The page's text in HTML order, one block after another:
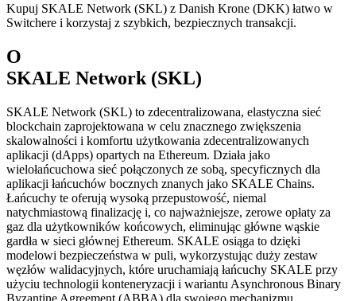
Kupuj SKALE Network (SKL) z Danish Krone (DKK) łatwo w
Switchere i korzystaj z szybkich, bezpiecznych transakcji.
O
SKALE Network (SKL)
SKALE Network (SKL) to zdecentralizowana, elastyczna sieć
blockchain zaprojektowana w celu znacznego zwiększenia
skalowalności i komfortu użytkowania zdecentralizowanych
aplikacji (dApps) opartych na Ethereum. Działa jako
wielołańcuchowa sieć połączonych ze sobą, specyficznych dla
aplikacji łańcuchów bocznych znanych jako SKALE Chains.
Łańcuchy te oferują wysoką przepustowość, niemal
natychmiastową finalizację i, co najważniejsze, zerowe opłaty za
gaz dla użytkowników końcowych, eliminując główne wąskie
gardła w sieci głównej Ethereum. SKALE osiąga to dzięki
modelowi bezpieczeństwa w puli, wykorzystując duży zestaw
węzłów walidacyjnych, które uruchamiają łańcuchy SKALE przy
użyciu technologii konteneryzacji i wariantu Asynchronous Binary
Byzantine Agreement (ABBA) dla swojego mechanizmu